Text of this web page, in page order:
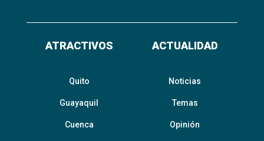
ATRACTIVOS
Quito
Guayaquil
Cuenca
ACTUALIDAD
Noticias
Temas
Opinión